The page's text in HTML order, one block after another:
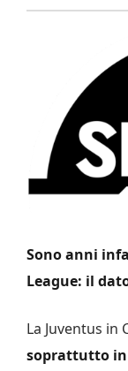
Sono anni
League: il
La Juventus in
soprattutto